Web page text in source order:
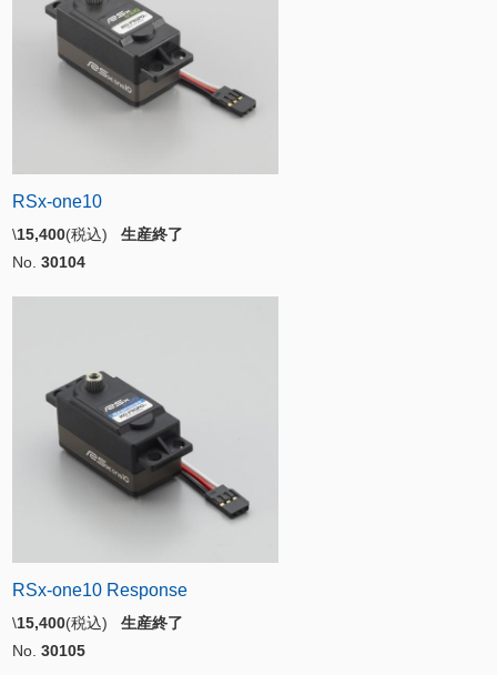
RSx-one10
\15,400(税込) 生産終了
No. 30104
RSx-one10 Response
\15,400(税込) 生産終了
No. 30105